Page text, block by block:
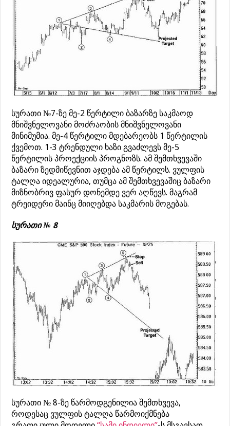
სურათი №7-ზე მე-2 წერტილი ბაზარზე საკმაოდ
მნიშვნელოვანი მოძრაობის მნიშვნელოვანი
მინიმუმია. მე-4 წერტილი მდებარეობს 1 წერტილის
ქვემოთ. 1-3 ტრენდული ხაზი გვაძლევს მე-5
წერტილის პროექციის პროგნოზს. ამ შემთხვევაში
ბაზარი ზედმიწევნით აჯდება ამ წერტილს. ვულფის
ტალღა იდეალურია, თუმცა ამ შემთხვევაშიც ბაზარი
მიზნობრივ ფასურ დონემდე ვერ აღწევს. მაგრამ
ტრეიდერი მაინც მიიღებდა საკმარის მოგებას.
სურათი № 8
სურათი № 8-ზე წარმოდგენილია შემთხვევა,
როდესაც ვულფის ტალღა წარმოიქმნება